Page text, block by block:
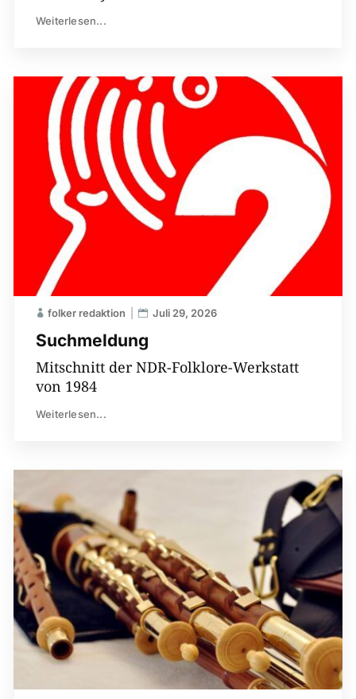
Weiterlesen...
Suchmeldung
folker redaktion Juli 29, 2026
Mitschnitt der NDR-Folklore-Werkstatt
von 1984
Weiterlesen...